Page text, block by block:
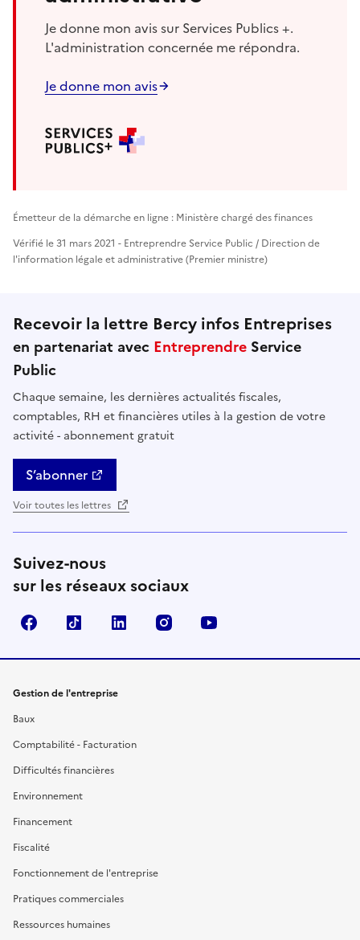
Je donne mon avis sur Services Publics +.
L'administration concernée me répondra.
Je donne mon avis
Émetteur de la démarche en ligne : Ministère chargé des finances
Vérifié le 31 mars 2021 - Entreprendre Service Public / Direction de
l'information légale et administrative (Premier ministre)
Recevoir la lettre Bercy infos Entreprises
en partenariat avec Entreprendre Service
Public
Chaque semaine, les dernières actualités fiscales,
comptables, RH et financières utiles à la gestion de votre
activité - abonnement gratuit
S’abonner
Voir toutes les lettres
Suivez-nous
sur les réseaux sociaux
FacebookTikTok Linkedin Instagram
Gestion de l'entreprise
Baux
Comptabilité - Facturation
Difficultés financières
Environnement
Financement
Fiscalité
Fonctionnement de l'entreprise
Pratiques commerciales
Ressources humaines